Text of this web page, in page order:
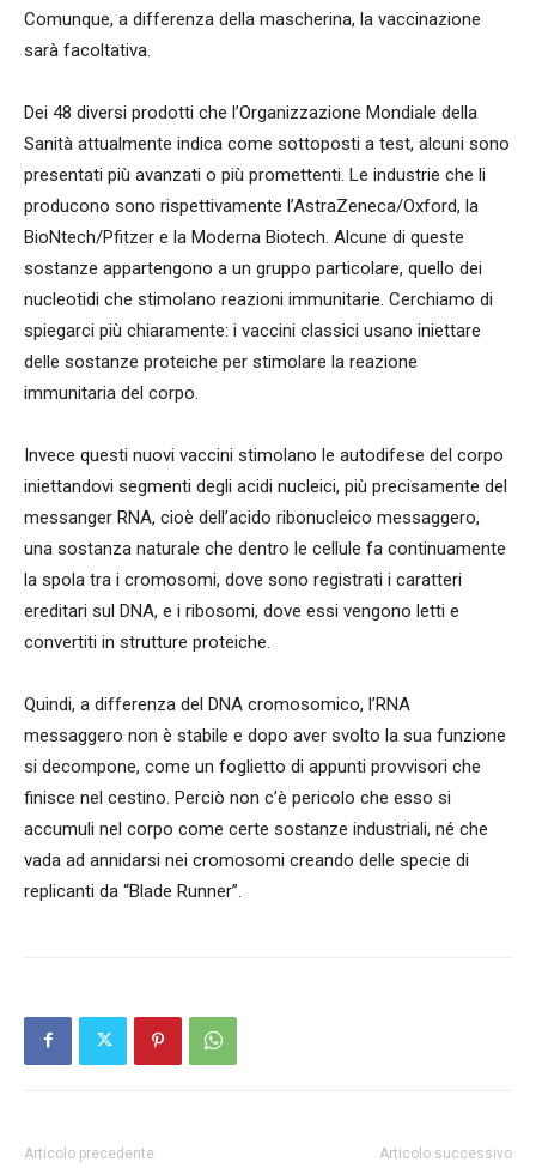
Comunque, a differenza della mascherina, la vaccinazione
sarà facoltativa.
Dei 48 diversi prodotti che l’Organizzazione Mondiale della
Sanità attualmente indica come sottoposti a test, alcuni sono
presentati più avanzati o più promettenti. Le industrie che li
producono sono rispettivamente l’AstraZeneca/Oxford, la
BioNtech/Pfitzer e la Moderna Biotech. Alcune di queste
sostanze appartengono a un gruppo particolare, quello dei
nucleotidi che stimolano reazioni immunitarie. Cerchiamo di
spiegarci più chiaramente: i vaccini classici usano iniettare
delle sostanze proteiche per stimolare la reazione
immunitaria del corpo.
Invece questi nuovi vaccini stimolano le autodifese del corpo
iniettandovi segmenti degli acidi nucleici, più precisamente del
messanger RNA, cioè dell’acido ribonucleico messaggero,
una sostanza naturale che dentro le cellule fa continuamente
la spola tra i cromosomi, dove sono registrati i caratteri
ereditari sul DNA, e i ribosomi, dove essi vengono letti e
convertiti in strutture proteiche.
Quindi, a differenza del DNA cromosomico, l’RNA
messaggero non è stabile e dopo aver svolto la sua funzione
si decompone, come un foglietto di appunti provvisori che
finisce nel cestino. Perciò non c’è pericolo che esso si
accumuli nel corpo come certe sostanze industriali, né che
vada ad annidarsi nei cromosomi creando delle specie di
replicanti da “Blade Runner”.
Articolo precedente Articolo successivo